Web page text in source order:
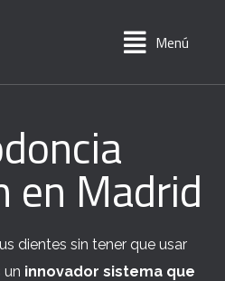
Menú
en Madrid
dientes sin tener que usar
un innovador sistema que